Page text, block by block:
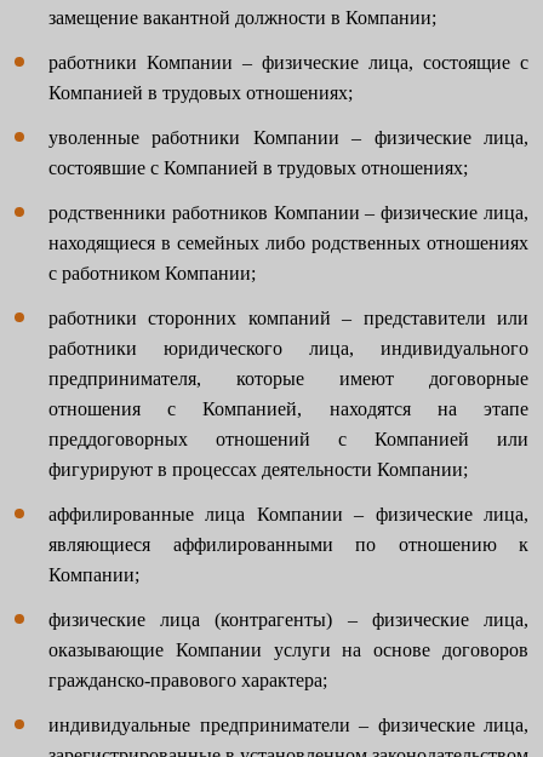
замещение вакантной должности в Компании;
работники Компании – физические лица, состоящие с
Компанией в трудовых отношениях;
уволенные работники Компании – физические лица,
состоявшие с Компанией в трудовых отношениях;
родственники работников Компании – физические лица,
находящиеся в семейных либо родственных отношениях
с работником Компании;
работники сторонних компаний – представители или
работники юридического лица, индивидуального
предпринимателя, которые имеют договорные
отношения с Компанией, находятся на этапе
преддоговорных отношений с Компанией или
фигурируют в процессах деятельности Компании;
аффилированные лица Компании – физические лица,
являющиеся аффилированными по отношению к
Компании;
физические лица (контрагенты) – физические лица,
оказывающие Компании услуги на основе договоров
гражданско-правового характера;
индивидуальные предприниматели – физические лица,